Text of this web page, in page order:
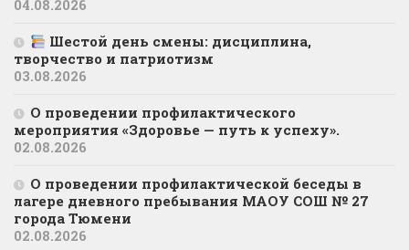
04.08.2026
Шестой день смены: дисциплина,
творчество и патриотизм
03.08.2026
О проведении профилактического
мероприятия «Здоровье — путь к успеху».
02.08.2026
О проведении профилактической беседы в
лагере дневного пребывания МАОУ СОШ № 27
города Тюмени
02.08.2026